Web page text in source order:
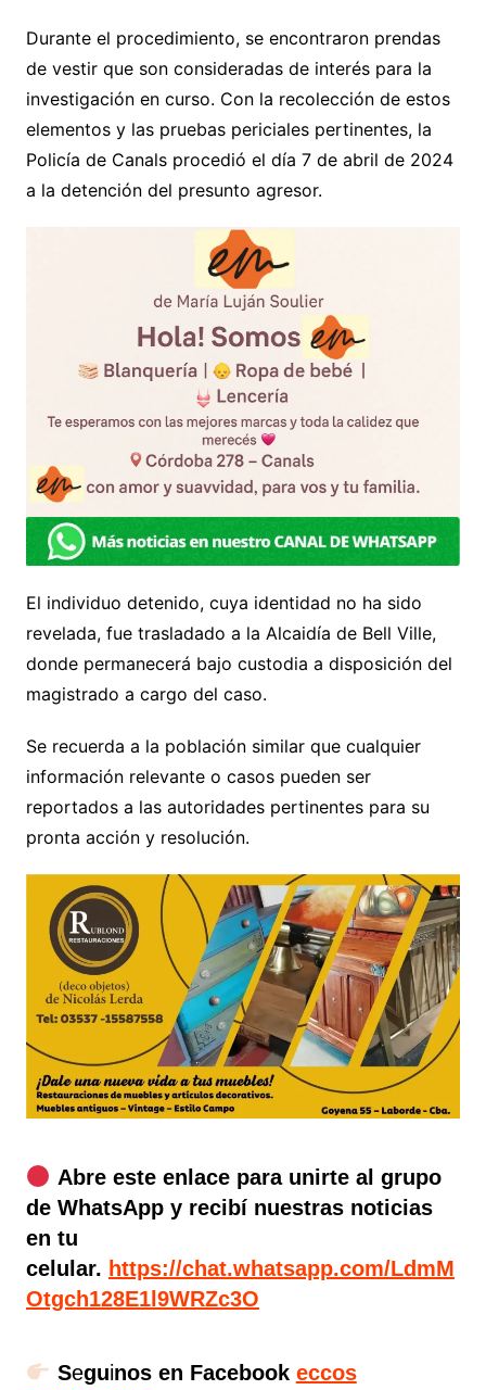
Durante el procedimiento, se encontraron prendas
de vestir que son consideradas de interés para la
investigación en curso. Con la recolección de estos
elementos y las pruebas periciales pertinentes, la
Policía de Canals procedió el día 7 de abril de 2024
a la detención del presunto agresor.
El individuo detenido, cuya identidad no ha sido
revelada, fue trasladado a la Alcaidía de Bell Ville,
donde permanecerá bajo custodia a disposición del
magistrado a cargo del caso.
Se recuerda a la población similar que cualquier
información relevante o casos pueden ser
reportados a las autoridades pertinentes para su
pronta acción y resolución.
Abre este enlace para unirte al grupo
de WhatsApp y recibí nuestras noticias
en tu
celular. https://chat.whatsapp.com/LdmM
Otgch128E1l9WRZc3O
Seguinos en Facebook eccos